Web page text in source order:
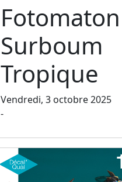
Fotomaton
Surboum
Tropique
Vendredi, 3 octobre 2025
-